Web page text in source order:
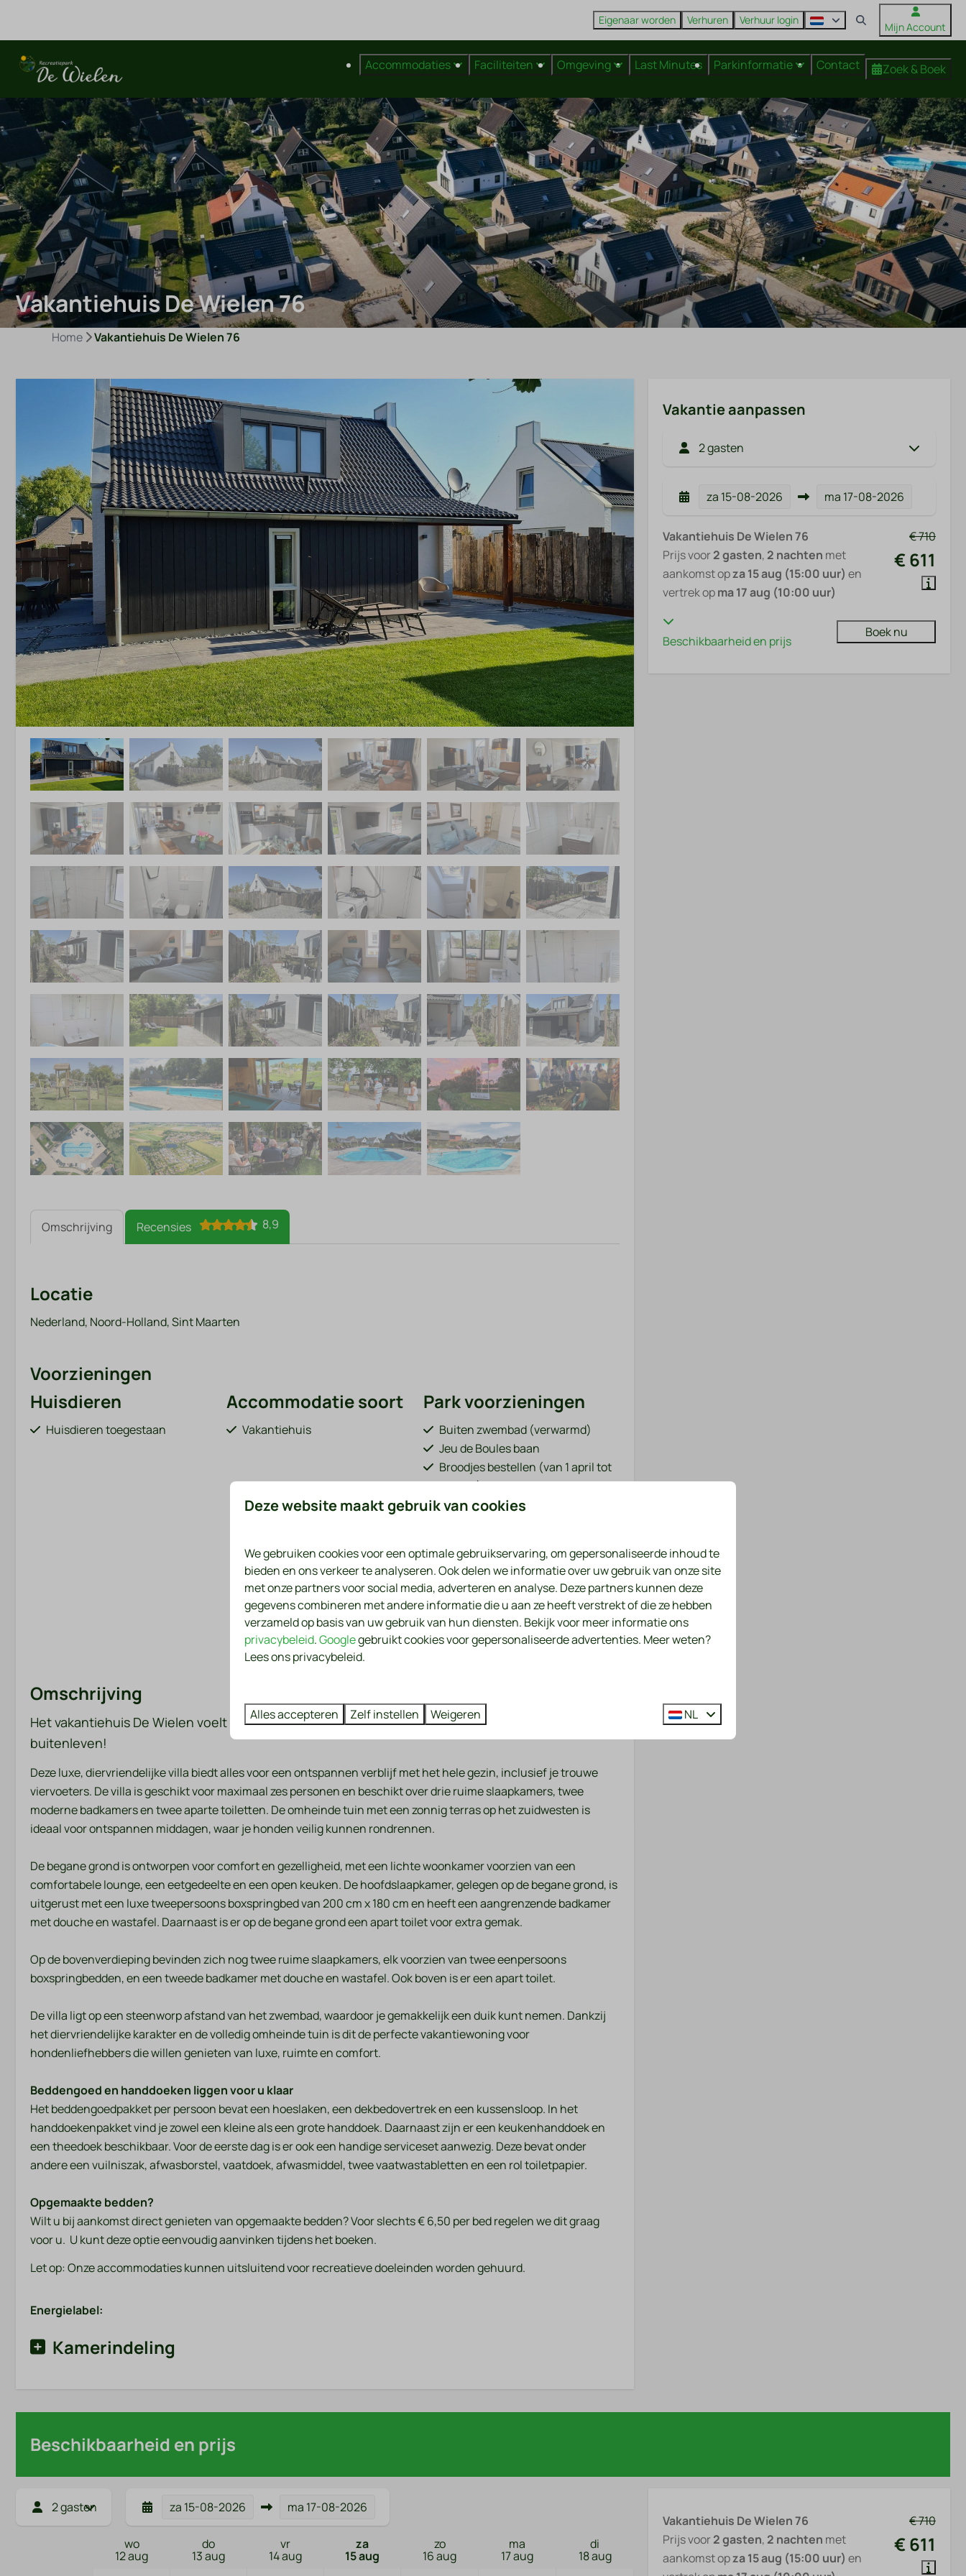
Eigenaar worden Verhuren Verhuur login
Mijn Account
Accommodaties Faciliteiten Omgeving Last Minutes Parkinformatie Contact Zoek & Boek
Vakantiehuis De Wielen 76
Home Vakantiehuis De Wielen 76
Omschrijving Recensies 8,9
Locatie
Nederland, Noord-Holland, Sint Maarten
Voorzieningen
Huisdieren
Huisdieren toegestaan
Accommodatie soort
Vakantiehuis
Park voorzieningen
Buiten zwembad (verwarmd)
Jeu de Boules baan
Broodjes bestellen (van 1 april tot
31 oktober)
Bar / restaurant (van 1 april tot 31
trampoline
Visvijver (grenzend aan het park)
Fietsverhuur (van 1 april tot 31
oktober)
Oplaadpunten voor elektrische
Wasmachine en droger (betaald)
Badkamer
Handdoeken Beddengoed
Droger
Wasmachine
Entertainment
Smart TV
Wifi
Ligging
Middagzon
Avondzon
Vrijstaand
Dichtbij het zwembad
Buiten
Omheinde tuin
Tuin
Tuinmeubels
Loungeset
Terras: Overdekt
Parkeerplaats: 1
Veiligheid
Brandblusser
Rookmelder
Verwarming &
Verkoeling
Centrale verwarming
Omschrijving
Het vakantiehuis De Wielen voelt zich natuurlijk helemaal thuis in de natuur, geniet van het luxe
buitenleven!
Deze luxe, diervriendelijke villa biedt alles voor een ontspannen verblijf met het hele gezin, inclusief je trouwe
viervoeters. De villa is geschikt voor maximaal zes personen en beschikt over drie ruime slaapkamers, twee
moderne badkamers en twee aparte toiletten. De omheinde tuin met een zonnig terras op het zuidwesten is
ideaal voor ontspannen middagen, waar je honden veilig kunnen rondrennen.
De begane grond is ontworpen voor comfort en gezelligheid, met een lichte woonkamer voorzien van een
comfortabele lounge, een eetgedeelte en een open keuken. De hoofdslaapkamer, gelegen op de begane grond, is
uitgerust met een luxe tweepersoons boxspringbed van 200 cm x 180 cm en heeft een aangrenzende badkamer
met douche en wastafel. Daarnaast is er op de begane grond een apart toilet voor extra gemak.
Op de bovenverdieping bevinden zich nog twee ruime slaapkamers, elk voorzien van twee eenpersoons
boxspringbedden, en een tweede badkamer met douche en wastafel. Ook boven is er een apart toilet.
De villa ligt op een steenworp afstand van het zwembad, waardoor je gemakkelijk een duik kunt nemen. Dankzij
het diervriendelijke karakter en de volledig omheinde tuin is dit de perfecte vakantiewoning voor
hondenliefhebbers die willen genieten van luxe, ruimte en comfort.
Beddengoed en handdoeken liggen voor u klaar
Het beddengoedpakket per persoon bevat een hoeslaken, een dekbedovertrek en een kussensloop. In het
handdoekenpakket vind je zowel een kleine als een grote handdoek. Daarnaast zijn er een keukenhanddoek en
een theedoek beschikbaar. Voor de eerste dag is er ook een handige serviceset aanwezig. Deze bevat onder
andere een vuilniszak, afwasborstel, vaatdoek, afwasmiddel, twee vaatwastabletten en een rol toiletpapier.
Opgemaakte bedden?
Wilt u bij aankomst direct genieten van opgemaakte bedden? Voor slechts € 6,50 per bed regelen we dit graag
voor u. U kunt deze optie eenvoudig aanvinken tijdens het boeken.
Let op: Onze accommodaties kunnen uitsluitend voor recreatieve doeleinden worden gehuurd.
Energielabel:
Kamerindeling
Vakantie aanpassen
2 gasten
za 15-08-2026 ma 17-08-2026
€ 710
€ 611
Vakantiehuis De Wielen 76
Prijs voor2 gasten, 2 nachten met
aankomst opza 15 aug (15:00 uur) en
vertrek opma 17 aug (10:00 uur)
Beschikbaarheid en prijs
Boek nu
Beschikbaarheid en prijs
2 gasten za 15-08-2026 ma 17-08-2026
wo
12 aug
do
13 aug
vr
14 aug
za
15 aug
zo
16 aug
ma
17 aug
di
18 aug
€ 710
€ 611
Vakantiehuis De Wielen 76
Prijs voor2 gasten, 2 nachten met
aankomst opza 15 aug (15:00 uur) en
Deze website maakt gebruik van cookies
We gebruiken cookies voor een optimale gebruikservaring, om gepersonaliseerde inhoud te
bieden en ons verkeer te analyseren. Ook delen we informatie over uw gebruik van onze site
met onze partners voor social media, adverteren en analyse. Deze partners kunnen deze
gegevens combineren met andere informatie die u aan ze heeft verstrekt of die ze hebben
verzameld op basis van uw gebruik van hun diensten. Bekijk voor meer informatie ons
privacybeleid.Googlegebruikt cookies voor gepersonaliseerde advertenties. Meer weten?
Lees ons privacybeleid.
Alles accepteren Zelf instellen Weigeren NL